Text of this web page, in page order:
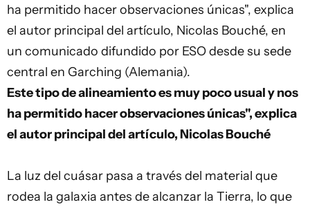
ha permitido hacer observaciones únicas", explica
el autor principal del artículo, Nicolas Bouché, en
un comunicado difundido por ESO desde su sede
central en Garching (Alemania).
Este tipo de alineamiento es muy poco usual y nos
ha permitido hacer observaciones únicas", explica
el autor principal del artículo, Nicolas Bouché
La luz del cuásar pasa a través del material que
rodea la galaxia antes de alcanzar la Tierra, lo que